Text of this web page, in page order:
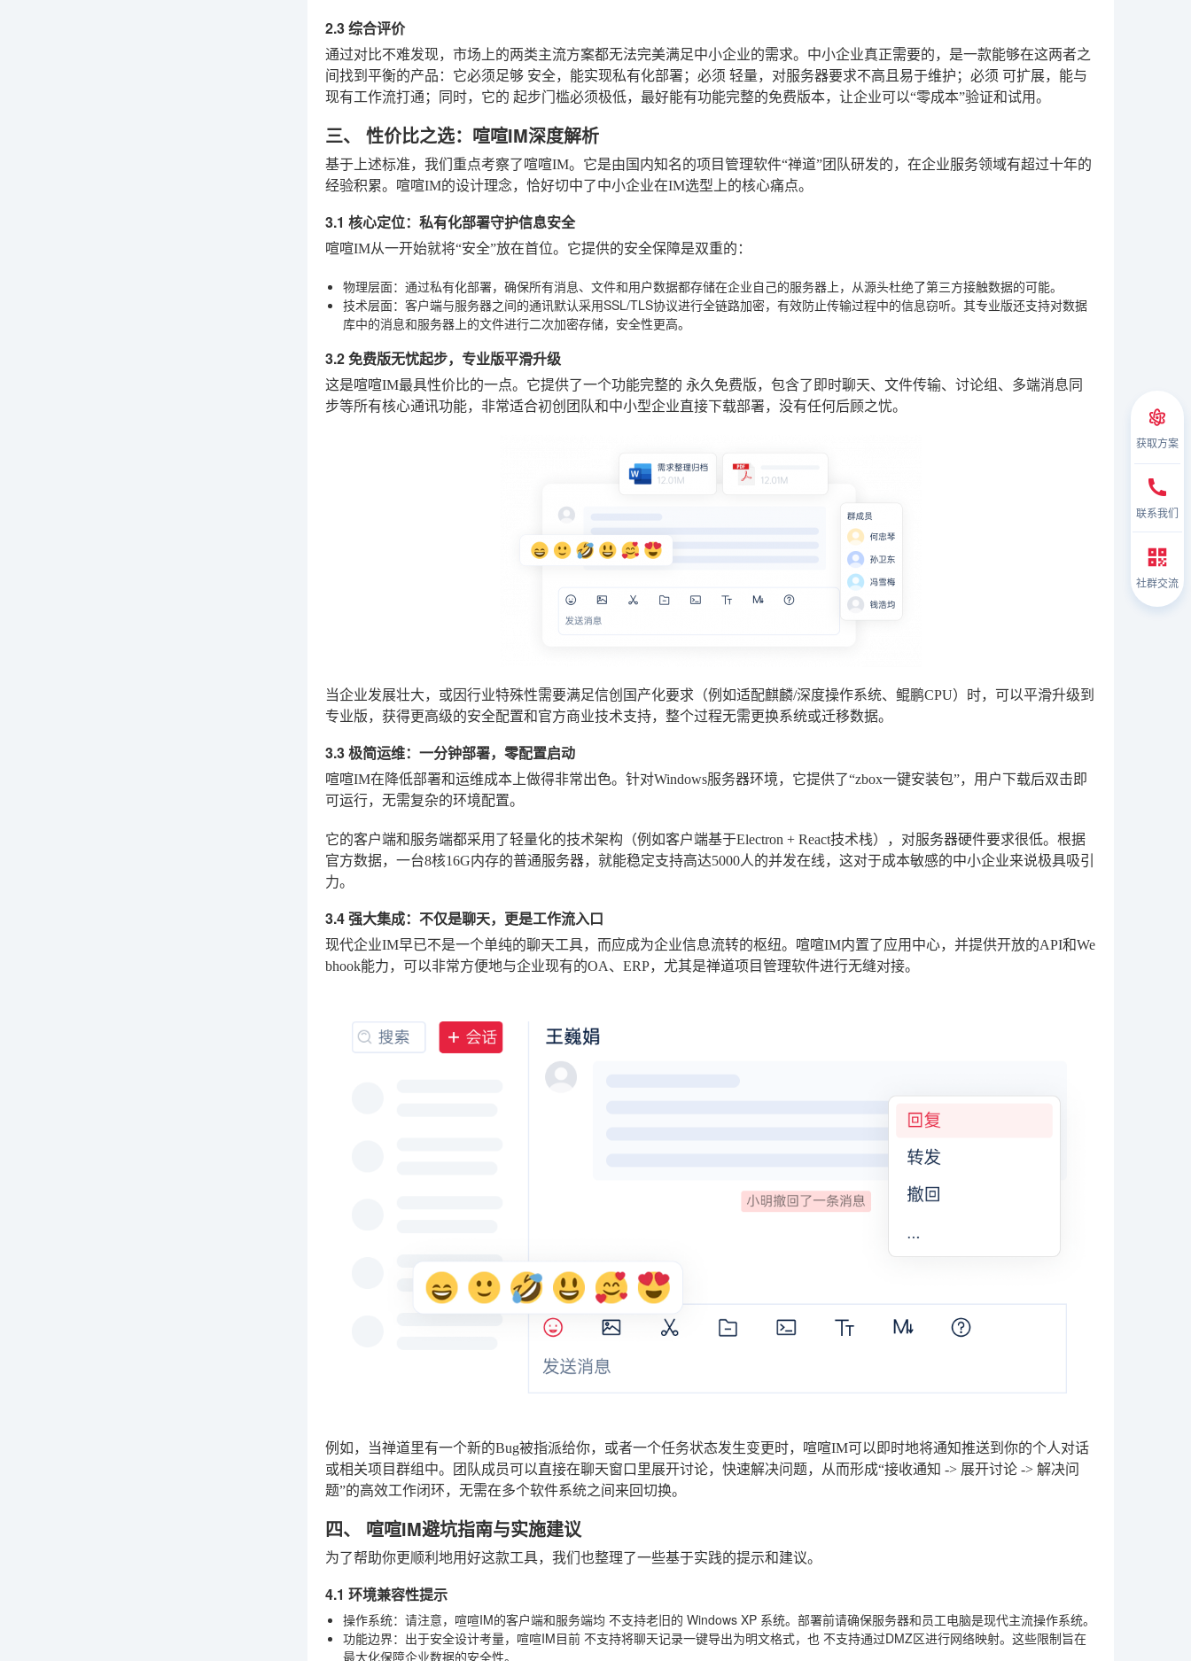
2.3 综合评价
通过对比不难发现，市场上的两类主流方案都无法完美满足中小企业的需求。中小企业真正需要的，是一款能够在这两者之
间找到平衡的产品：它必须足够 安全，能实现私有化部署；必须 轻量，对服务器要求不高且易于维护；必须 可扩展，能与
现有工作流打通；同时，它的 起步门槛必须极低，最好能有功能完整的免费版本，让企业可以“零成本”验证和试用。
三、 性价比之选：喧喧IM深度解析
基于上述标准，我们重点考察了喧喧IM。它是由国内知名的项目管理软件“禅道”团队研发的，在企业服务领域有超过十年的
经验积累。喧喧IM的设计理念，恰好切中了中小企业在IM选型上的核心痛点。
3.1 核心定位：私有化部署守护信息安全
喧喧IM从一开始就将“安全”放在首位。它提供的安全保障是双重的：
物理层面：通过私有化部署，确保所有消息、文件和用户数据都存储在企业自己的服务器上，从源头杜绝了第三方接触数据的可能。
技术层面：客户端与服务器之间的通讯默认采用SSL/TLS协议进行全链路加密，有效防止传输过程中的信息窃听。其专业版还支持对数据
库中的消息和服务器上的文件进行二次加密存储，安全性更高。
3.2 免费版无忧起步，专业版平滑升级
这是喧喧IM最具性价比的一点。它提供了一个功能完整的 永久免费版，包含了即时聊天、文件传输、讨论组、多端消息同
步等所有核心通讯功能，非常适合初创团队和中小型企业直接下载部署，没有任何后顾之忧。
当企业发展壮大，或因行业特殊性需要满足信创国产化要求（例如适配麒麟/深度操作系统、鲲鹏CPU）时，可以平滑升级到
专业版，获得更高级的安全配置和官方商业技术支持，整个过程无需更换系统或迁移数据。
3.3 极简运维：一分钟部署，零配置启动
喧喧IM在降低部署和运维成本上做得非常出色。针对Windows服务器环境，它提供了“zbox一键安装包”，用户下载后双击即
可运行，无需复杂的环境配置。
它的客户端和服务端都采用了轻量化的技术架构（例如客户端基于Electron + React技术栈），对服务器硬件要求很低。根据
官方数据，一台8核16G内存的普通服务器，就能稳定支持高达5000人的并发在线，这对于成本敏感的中小企业来说极具吸引
力。
3.4 强大集成：不仅是聊天，更是工作流入口
现代企业IM早已不是一个单纯的聊天工具，而应成为企业信息流转的枢纽。喧喧IM内置了应用中心，并提供开放的API和We
bhook能力，可以非常方便地与企业现有的OA、ERP，尤其是禅道项目管理软件进行无缝对接。
例如，当禅道里有一个新的Bug被指派给你，或者一个任务状态发生变更时，喧喧IM可以即时地将通知推送到你的个人对话
或相关项目群组中。团队成员可以直接在聊天窗口里展开讨论，快速解决问题，从而形成“接收通知 -> 展开讨论 -> 解决问
题”的高效工作闭环，无需在多个软件系统之间来回切换。
四、 喧喧IM避坑指南与实施建议
为了帮助你更顺利地用好这款工具，我们也整理了一些基于实践的提示和建议。
4.1 环境兼容性提示
操作系统：请注意，喧喧IM的客户端和服务端均 不支持老旧的 Windows XP 系统。部署前请确保服务器和员工电脑是现代主流操作系统。
功能边界：出于安全设计考量，喧喧IM目前 不支持将聊天记录一键导出为明文格式，也 不支持通过DMZ区进行网络映射。这些限制旨在
最大化保障企业数据的安全性。
获取方案
联系我们
社群交流